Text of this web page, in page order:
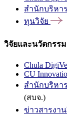
สำนักบริหา
ทุนวิจัย
วิจัยและนวัตกรรม
Chula
CU
สำนักบริหา
(สบจ.)
ข่าวสารงา